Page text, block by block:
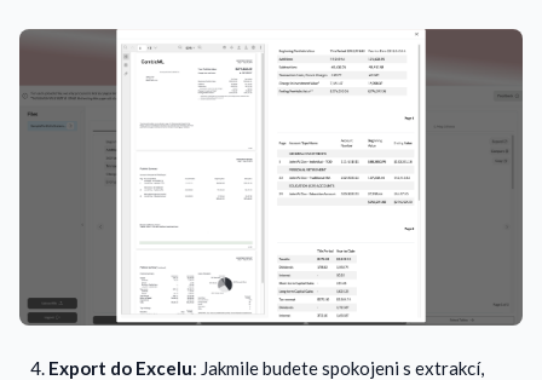
Export do Excelu: Jakmile budete spokojeni s extrakcí,